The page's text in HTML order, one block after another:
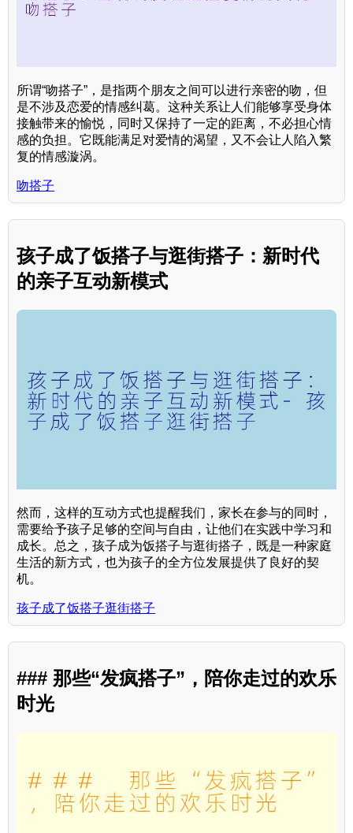
所谓“吻搭子”，是指两个朋友之间可以进行亲密的吻，但
是不涉及恋爱的情感纠葛。这种关系让人们能够享受身体
接触带来的愉悦，同时又保持了一定的距离，不必担心情
感的负担。它既能满足对爱情的渴望，又不会让人陷入繁
复的情感漩涡。
吻搭子
孩子成了饭搭子与逛街搭子：新时代
的亲子互动新模式
然而，这样的互动方式也提醒我们，家长在参与的同时，
需要给予孩子足够的空间与自由，让他们在实践中学习和
成长。总之，孩子成为饭搭子与逛街搭子，既是一种家庭
生活的新方式，也为孩子的全方位发展提供了良好的契
机。
孩子成了饭搭子逛街搭子
### 那些“发疯搭子”，陪你走过的欢乐
时光